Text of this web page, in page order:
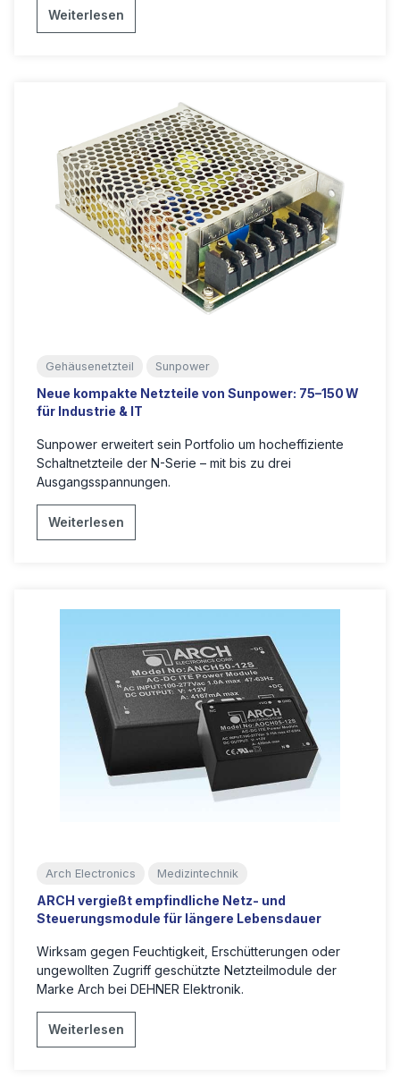
Weiterlesen
Gehäusenetzteil Sunpower
Neue kompakte Netzteile von Sunpower: 75–150 W
für Industrie & IT
Sunpower erweitert sein Portfolio um hocheffiziente
Schaltnetzteile der N-Serie – mit bis zu drei
Ausgangsspannungen.
Weiterlesen
Arch Electronics Medizintechnik
ARCH vergießt empfindliche Netz- und
Steuerungsmodule für längere Lebensdauer
Wirksam gegen Feuchtigkeit, Erschütterungen oder
ungewollten Zugriff geschützte Netzteilmodule der
Marke Arch bei DEHNER Elektronik.
Weiterlesen